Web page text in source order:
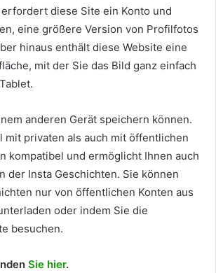
diese Site ein Konto und
eine größere Version von Profilfotos
hinaus enthält diese Website eine
mit der Sie das Bild ganz einfach
anderen Gerät speichern können.
mit privaten als auch mit öffentlichen
kompatibel und ermöglicht Ihnen auch
der Insta Geschichten. Sie können
nur von öffentlichen Konten aus
oder indem Sie die
besuchen.
Sie hier.